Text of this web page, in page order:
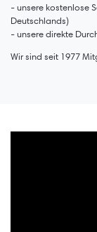
- unsere kostenlose
Deutschlands)
- unsere direkte
Wir sind seit 1977